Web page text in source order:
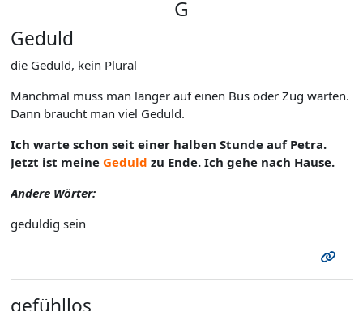
G
Geduld
die Geduld, kein Plural
Manchmal muss man länger auf einen Bus oder Zug warten.
Dann braucht man viel Geduld.
Ich warte schon seit einer halben Stunde auf Petra.
Jetzt ist meine Geduld zu Ende. Ich gehe nach Hause.
Andere Wörter:
geduldig sein